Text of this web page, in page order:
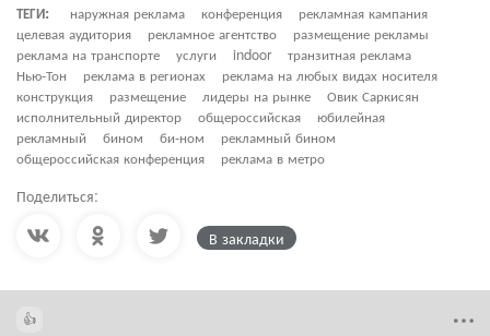
ТЕГИ:
наружная реклама конференция
рекламная кампания
целевая аудитория
рекламное агентство
размещение рекламы
реклама на транспорте
услуги indoor
транзитная реклама
Нью-Тон
реклама в регионах
реклама на любых видах носителя
конструкция
размещение лидеры на рынке
Овик Саркисян
исполнительный директор
общероссийская
юбилейная
рекламный
бином би-ном
рекламный бином
общероссийская конференция
реклама в метро
Поделиться:
В закладки